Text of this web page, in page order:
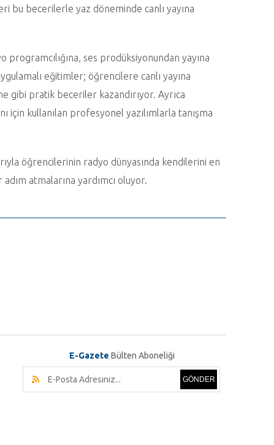
bu becerilerle yaz döneminde canlı yayına
ses prodüksiyonundan yayına
eğitimler; öğrencilere canlı yayına
gibi pratik beceriler kazandırıyor. Ayrıca
için kullanılan profesyonel yazılımlarla tanışma
öğrencilerinin radyo dünyasında kendilerini en
atmalarına yardımcı oluyor.
E-Gazete Bülten Aboneliği
GÖNDER